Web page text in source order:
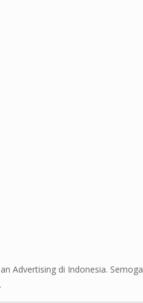
Advertising di Indonesia.